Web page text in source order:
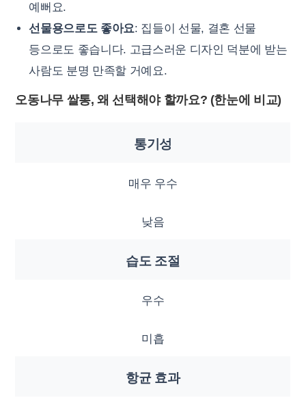
예뻐요.
선물용으로도 좋아요: 집들이 선물, 결혼 선물
등으로도 좋습니다. 고급스러운 디자인 덕분에 받는
사람도 분명 만족할 거예요.
오동나무 쌀통, 왜 선택해야 할까요? (한눈에 비교)
통기성
매우 우수
낮음
습도 조절
우수
미흡
항균 효과